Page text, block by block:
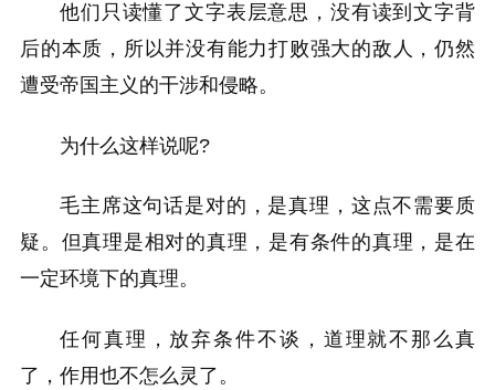
他们只读懂了文字表层意思，没有读到文字背
后的本质，所以并没有能力打败强大的敌人，仍然
遭受帝国主义的干涉和侵略。
为什么这样说呢?
毛主席这句话是对的，是真理，这点不需要质
疑。但真理是相对的真理，是有条件的真理，是在
一定环境下的真理。
任何真理，放弃条件不谈，道理就不那么真
了，作用也不怎么灵了。